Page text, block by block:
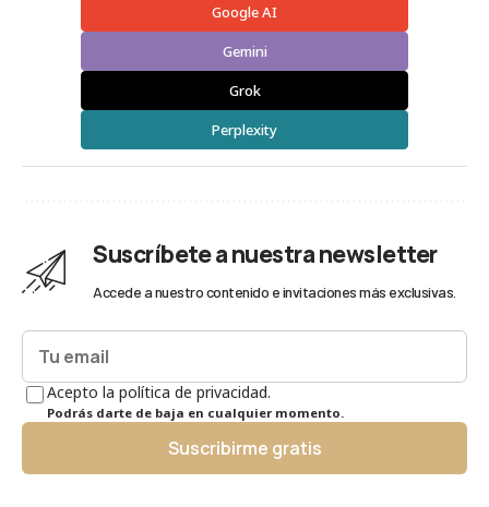
Google AI
Gemini
Grok
Perplexity
Suscríbete a nuestra newsletter
Accede a nuestro contenido e invitaciones más exclusivas.
Acepto la política de privacidad.
Podrás darte de baja en cualquier momento.
Suscribirme gratis